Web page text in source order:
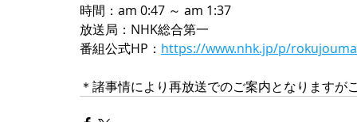
時間：am 0:47 ～ am 1:37
放送局：NHK総合第一
番組公式HP： https://www.nhk.jp/p/
＊諸事情により再放送でのご案内となりますが